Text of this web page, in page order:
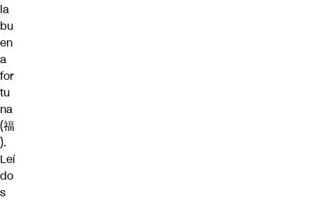
la
bu
en
a
for
tu
na
(福
).
Leí
do
s